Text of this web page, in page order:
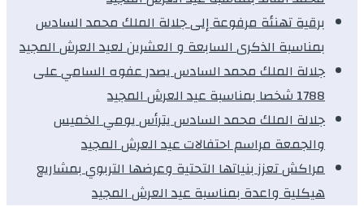
برقية تهنئة مرفوعة إلى جلالة الملك محمد السادس
بمناسبة الذكرى السابعة و العشرين لعيد العرش المجيد
جلالة الملك محمد السادس يصدر عفوه السامي على
1788 شخصا بمناسبة عيد العرش المجيد
جلالة الملك محمد السادس يترأس يومي الخميس
والجمعة مراسم احتفالات عيد العرش المجيد
مراكش تعزز بنياتها التحتية وعرضها التربوي بمشاريع
هيكلية واعدة بمناسبة عيد العرش المجيد